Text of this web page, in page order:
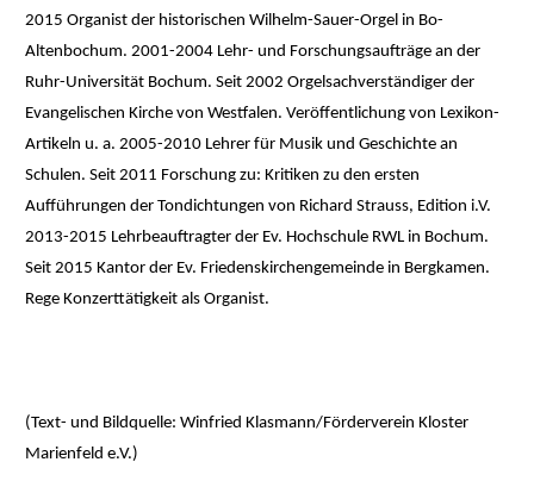
2015 Organist der historischen Wilhelm-Sauer-Orgel in Bo-
Altenbochum. 2001-2004 Lehr- und Forschungsaufträge an der
Ruhr-Universität Bochum. Seit 2002 Orgelsachverständiger der
Evangelischen Kirche von Westfalen. Veröffentlichung von Lexikon-
Artikeln u. a. 2005-2010 Lehrer für Musik und Geschichte an
Schulen. Seit 2011 Forschung zu: Kritiken zu den ersten
Aufführungen der Tondichtungen von Richard Strauss, Edition i.V.
2013-2015 Lehrbeauftragter der Ev. Hochschule RWL in Bochum.
Seit 2015 Kantor der Ev. Friedenskirchengemeinde in Bergkamen.
Rege Konzerttätigkeit als Organist.
(Text- und Bildquelle: Winfried Klasmann/Förderverein Kloster
Marienfeld e.V.)